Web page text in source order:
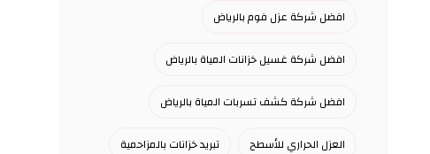
افضل شركة عزل فوم بالرياض
افضل شركة غسيل خزانات المياة بالرياض
افضل شركة كشف تسربات المياة بالرياض
العزل الحراري للأسطح تبريد خزانات بالمزاحمية